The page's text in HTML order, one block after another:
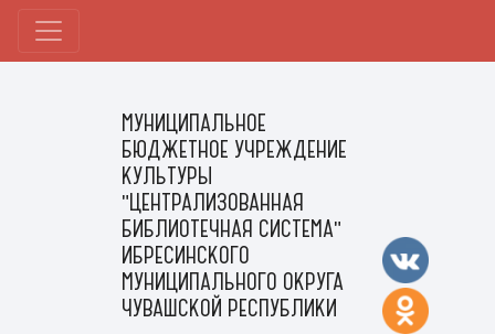
МУНИЦИПАЛЬНОЕ
БЮДЖЕТНОЕ УЧРЕЖДЕНИЕ
КУЛЬТУРЫ
"ЦЕНТРАЛИЗОВАННАЯ
БИБЛИОТЕЧНАЯ СИСТЕМА"
ИБРЕСИНСКОГО
МУНИЦИПАЛЬНОГО ОКРУГА
ЧУВАШСКОЙ РЕСПУБЛИКИ